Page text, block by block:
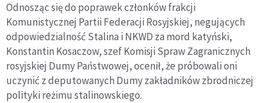
Odnosząc się do poprawek członków frakcji
Komunistycznej Partii Federacji Rosyjskiej, negujących
odpowiedzialność Stalina i NKWD za mord katyński,
Konstantin Kosaczow, szef Komisji Spraw Zagranicznych
rosyjskiej Dumy Państwowej, ocenił, że próbowali oni
uczynić z deputowanych Dumy zakładników zbrodniczej
polityki reżimu stalinowskiego.